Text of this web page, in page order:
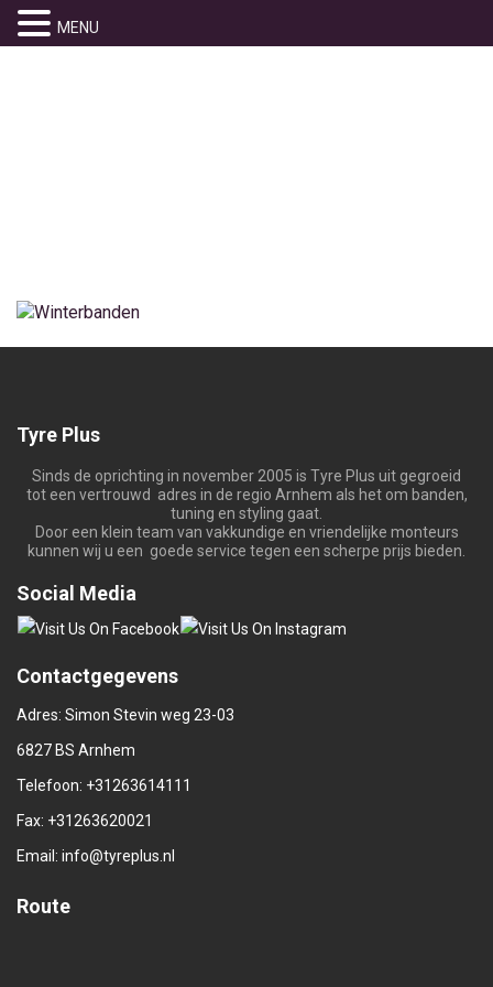
Tyre Plus
Sinds de oprichting in november 2005 is Tyre Plus uit gegroeid
tot een vertrouwd adres in de regio Arnhem als het om banden,
tuning en styling gaat.
Door een klein team van vakkundige en vriendelijke monteurs
kunnen wij u een goede service tegen een scherpe prijs bieden.
Social Media
Contactgegevens
Adres: Simon Stevin weg 23-03
6827 BS Arnhem
Telefoon: +31263614111
Fax: +31263620021
Email: info@tyreplus.nl
Route
MENU